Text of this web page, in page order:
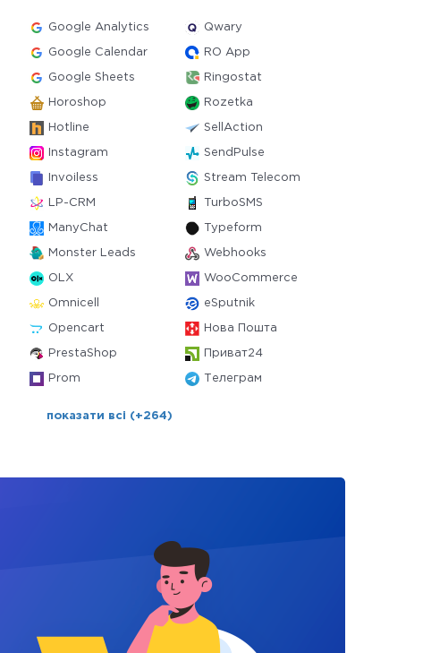
Google Analytics Qwary
Google Calendar RO App
Google Sheets Ringostat
Horoshop Rozetka
Hotline SellAction
Instagram SendPulse
Invoiless Stream Telecom
LP-CRM TurboSMS
ManyChat Typeform
Monster Leads Webhooks
OLX WooCommerce
Omnicell eSputnik
Opencart Нова Пошта
PrestaShop Приват24
Prom Телеграм
показати всі (+264)